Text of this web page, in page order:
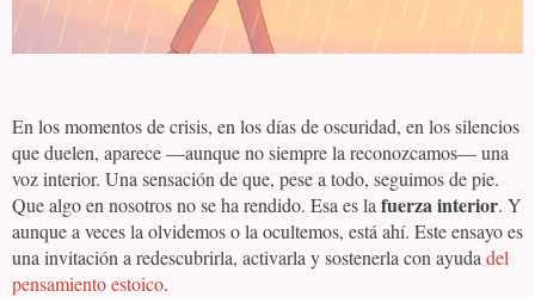
En los momentos de crisis, en los días de oscuridad, en los silencios
que duelen, aparece —aunque no siempre la reconozcamos— una
voz interior. Una sensación de que, pese a todo, seguimos de pie.
Que algo en nosotros no se ha rendido. Esa es la fuerza interior. Y
aunque a veces la olvidemos o la ocultemos, está ahí. Este ensayo es
una invitación a redescubrirla, activarla y sostenerla con ayuda del
pensamiento estoico.